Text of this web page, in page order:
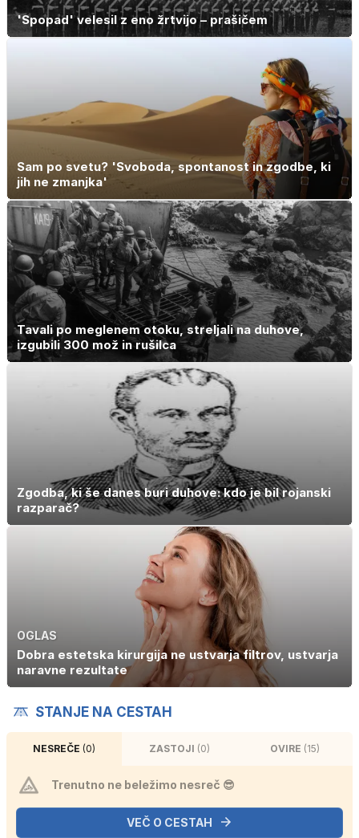
'Spopad' velesil z eno žrtvijo – prašičem
Sam po svetu? 'Svoboda, spontanost in zgodbe, ki
jih ne zmanjka'
Tavali po meglenem otoku, streljali na duhove,
izgubili 300 mož in rušilca
Zgodba, ki še danes buri duhove: kdo je bil rojanski
razparač?
OGLAS
Dobra estetska kirurgija ne ustvarja filtrov, ustvarja
naravne rezultate
STANJE NA CESTAH
NESREČE (0) ZASTOJI (0) OVIRE (15)
Trenutno ne beležimo nesreč 😎
VEČ O CESTAH